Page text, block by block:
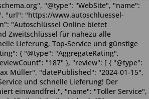
"@type": "WebSite", "name":
"url": "https://www.autoschluessel-
"Autoschlüssel Online bietet
Zweitschlüssel für nahezu alle
Lieferung, Top-Service und günstige
{ "@type": "AggregateRating",
"187" }, "review": [ { "@type":
Müller", "datePublished": "2024-01-15",
und schnelle Lieferung! Der
einwandfrei.", "name": "Toller Service",